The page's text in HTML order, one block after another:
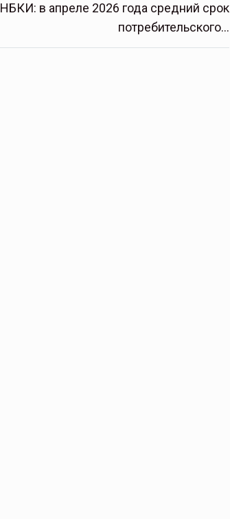
НБКИ: в апреле 2026 года средний срок
потребительского…